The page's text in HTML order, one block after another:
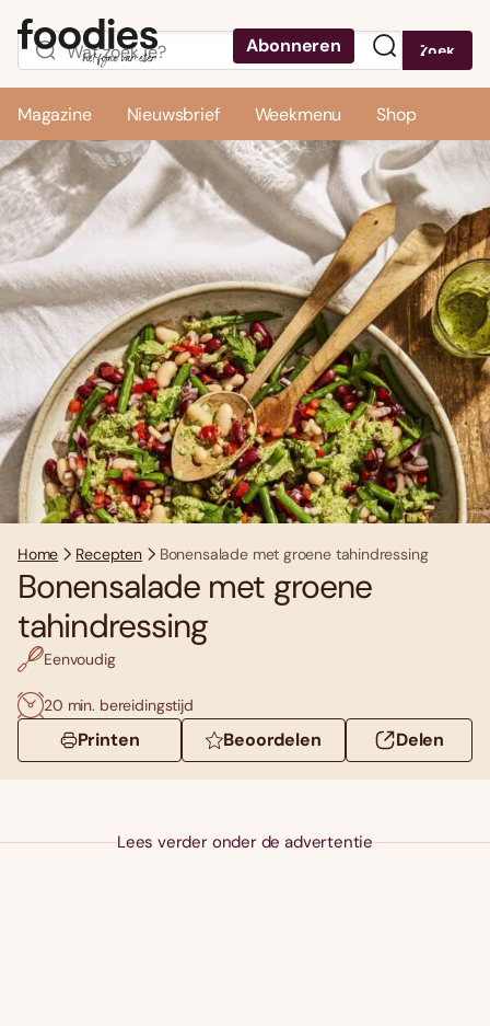
Abonneren Zoek
Magazine Nieuwsbrief Weekmenu Shop
Home Recepten Bonensalade met groene tahindressing
Bonensalade met groene
tahindressing
Eenvoudig
20 min. bereidingstijd
Printen Beoordelen Delen
Lees verder onder de advertentie